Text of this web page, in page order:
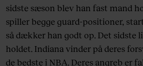
sidste sæson blev han fast mand
spiller begge guard-positioner,
så dækker han godt op. Det sidste
holdet. Indiana vinder på deres
de bedste i NBA. Deres angreb er